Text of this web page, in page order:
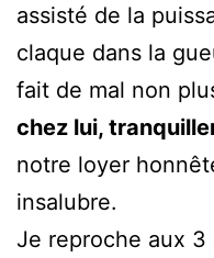
assisté de la
claque dans la
fait de mal non
chez lui,
notre loyer
insalubre.
Je reproche aux 3